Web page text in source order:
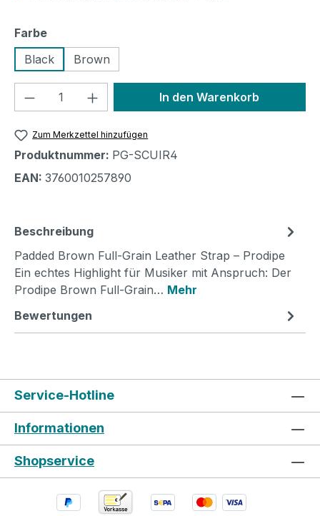
Farbeauswählen
Black
Brown
Produkt Anzahl: Gib denIn den Warenkorb
Zum Merkzettel hinzufügen
Produktnummer: PG-SCUIR4
EAN: 3760010257890
Beschreibung
Padded Brown Full-Grain Leather Strap – Prodipe
Ein echtes Highlight für Musiker mit Anspruch: Der
Prodipe Brown Full-Grain… Mehr
Bewertungen
Service-Hotline
Informationen
Shopservice